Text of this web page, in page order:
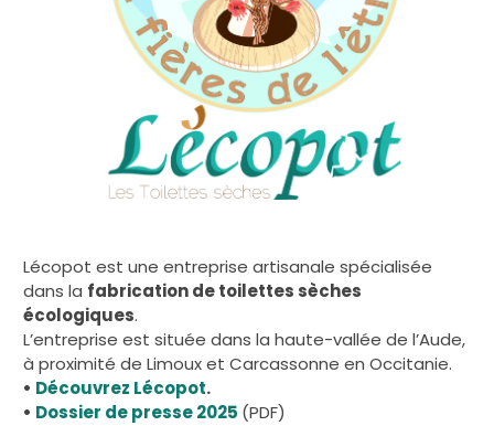
Lécopot est une entreprise artisanale spécialisée
dans la fabrication de toilettes sèches
écologiques.
L’entreprise est située dans la haute-vallée de l’Aude,
à proximité de Limoux et Carcassonne en Occitanie.
• Découvrez Lécopot.
• Dossier de presse 2025 (PDF)